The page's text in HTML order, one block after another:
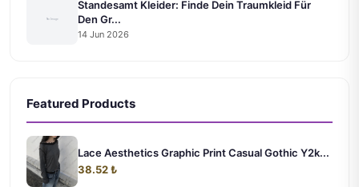
Standesamt Kleider: Finde Dein Traumkleid Für
Den Gr...
14 Jun 2026
Featured Products
Lace Aesthetics Graphic Print Casual Gothic Y2k...
38.52 ₺